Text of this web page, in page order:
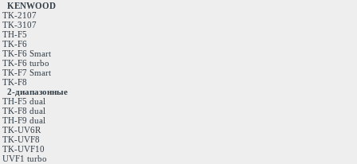
KENWOOD
TK-2107
TK-3107
TH-F5
TK-F6
TK-F6 Smart
TK-F6 turbo
TK-F7 Smart
TK-F8
2-диапазонные
TH-F5 dual
TK-F8 dual
TH-F9 dual
TK-UV6R
TK-UVF8
TK-UVF10
UVF1 turbo